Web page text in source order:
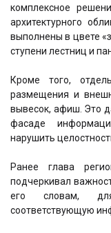
комплексное
архитектурного
выполнены в цвете
ступени лестниц и
Кроме того,
размещения и
вывесок, афиш. Это
фасаде
нарушить
Ранее глава
подчеркивал
его словам,
соответствующую